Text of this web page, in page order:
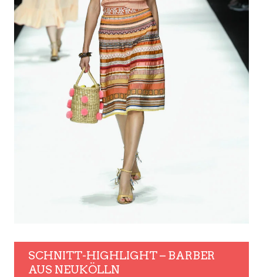
SCHNITT-HIGHLIGHT – BARBER
AUS NEUKÖLLN